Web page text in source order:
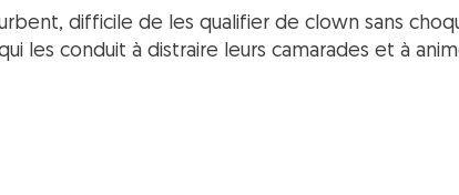
difficile de les qualifier de clown sans
les conduit à distraire leurs camarades et à